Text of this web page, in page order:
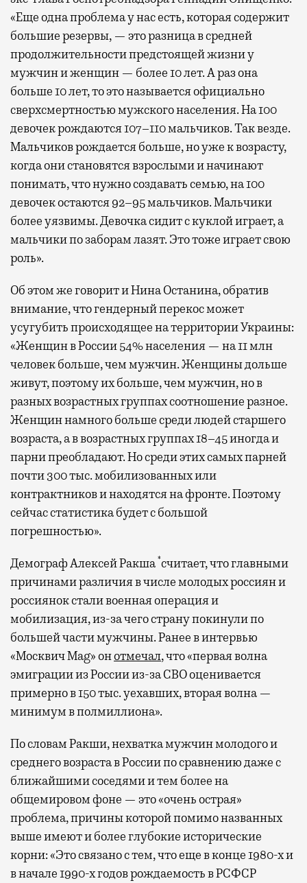
«Еще одна проблема у нас есть, которая содержит
большие резервы, — это разница в средней
продолжительности предстоящей жизни у
мужчин и женщин — более 10 лет. А раз она
больше 10 лет, то это называется официально
сверхсмертностью мужского населения. На 100
девочек рождаются 107–110 мальчиков. Так везде.
Мальчиков рождается больше, но уже к возрасту,
когда они становятся взрослыми и начинают
понимать, что нужно создавать семью, на 100
девочек остаются 92–95 мальчиков. Мальчики
более уязвимы. Девочка сидит с куклой играет, а
мальчики по заборам лазят. Это тоже играет свою
роль».
Об этом же говорит и Нина Останина, обратив
внимание, что гендерный перекос может
усугубить происходящее на территории Украины:
«Женщин в России 54% населения — на 11 млн
человек больше, чем мужчин. Женщины дольше
живут, поэтому их больше, чем мужчин, но в
разных возрастных группах соотношение разное.
Женщин намного больше среди людей старшего
возраста, а в возрастных группах 18–45 иногда и
парни преобладают. Но среди этих самых парней
почти 300 тыс. мобилизованных или
контрактников и находятся на фронте. Поэтому
сейчас статистика будет с большой
погрешностью».
Демограф Алексей Ракша*считает, что главными
причинами различия в числе молодых россиян и
россиянок стали военная операция и
мобилизация, из-за чего страну покинули по
большей части мужчины. Ранее в интервью
«Москвич Mag» онотмечал, что «первая волна
эмиграции из России из-за СВО оценивается
примерно в 150 тыс. уехавших, вторая волна —
минимум в полмиллиона».
По словам Ракши, нехватка мужчин молодого и
среднего возраста в России по сравнению даже с
ближайшими соседями и тем более на
общемировом фоне — это «очень острая»
проблема, причины которой помимо названных
выше имеют и более глубокие исторические
корни: «Это связано с тем, что еще в конце 1980-х и
в начале 1990-х годов рождаемость в РСФСР